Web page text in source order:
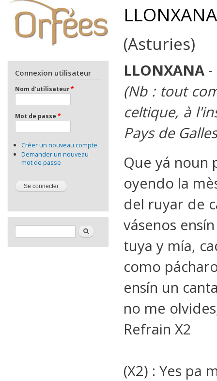
Connexion utilisateur
Nom d'utilisateur*
Mot de passe *
Créer un nouveau compte
Demander un nouveau
mot de passe
Formulaire de rechercheRechercher
LLONXANA
(Asturies)
LLONXANA -
(Nb : tout
celtique, à
Pays de
Que yá noun
oyendo la
del ruyar de
vásenos
tuya y mía,
como
ensín un
no me
Refrain X2
(X2) : Yes pa